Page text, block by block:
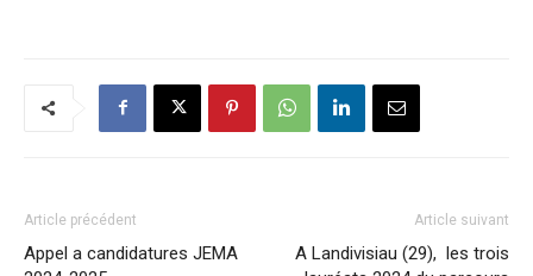
Article précédent
Appel a candidatures JEMA
Article suivant
A Landivisiau (29), les trois